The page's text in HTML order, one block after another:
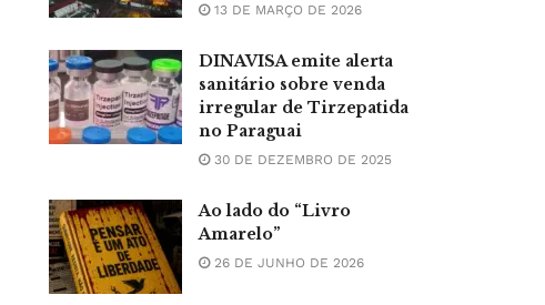
13 DE MARÇO DE 2026
DINAVISA emite alerta
sanitário sobre venda
irregular de Tirzepatida
no Paraguai
30 DE DEZEMBRO DE 2025
Ao lado do “Livro
Amarelo”
26 DE JUNHO DE 2026